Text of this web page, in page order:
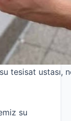
tesisat
su